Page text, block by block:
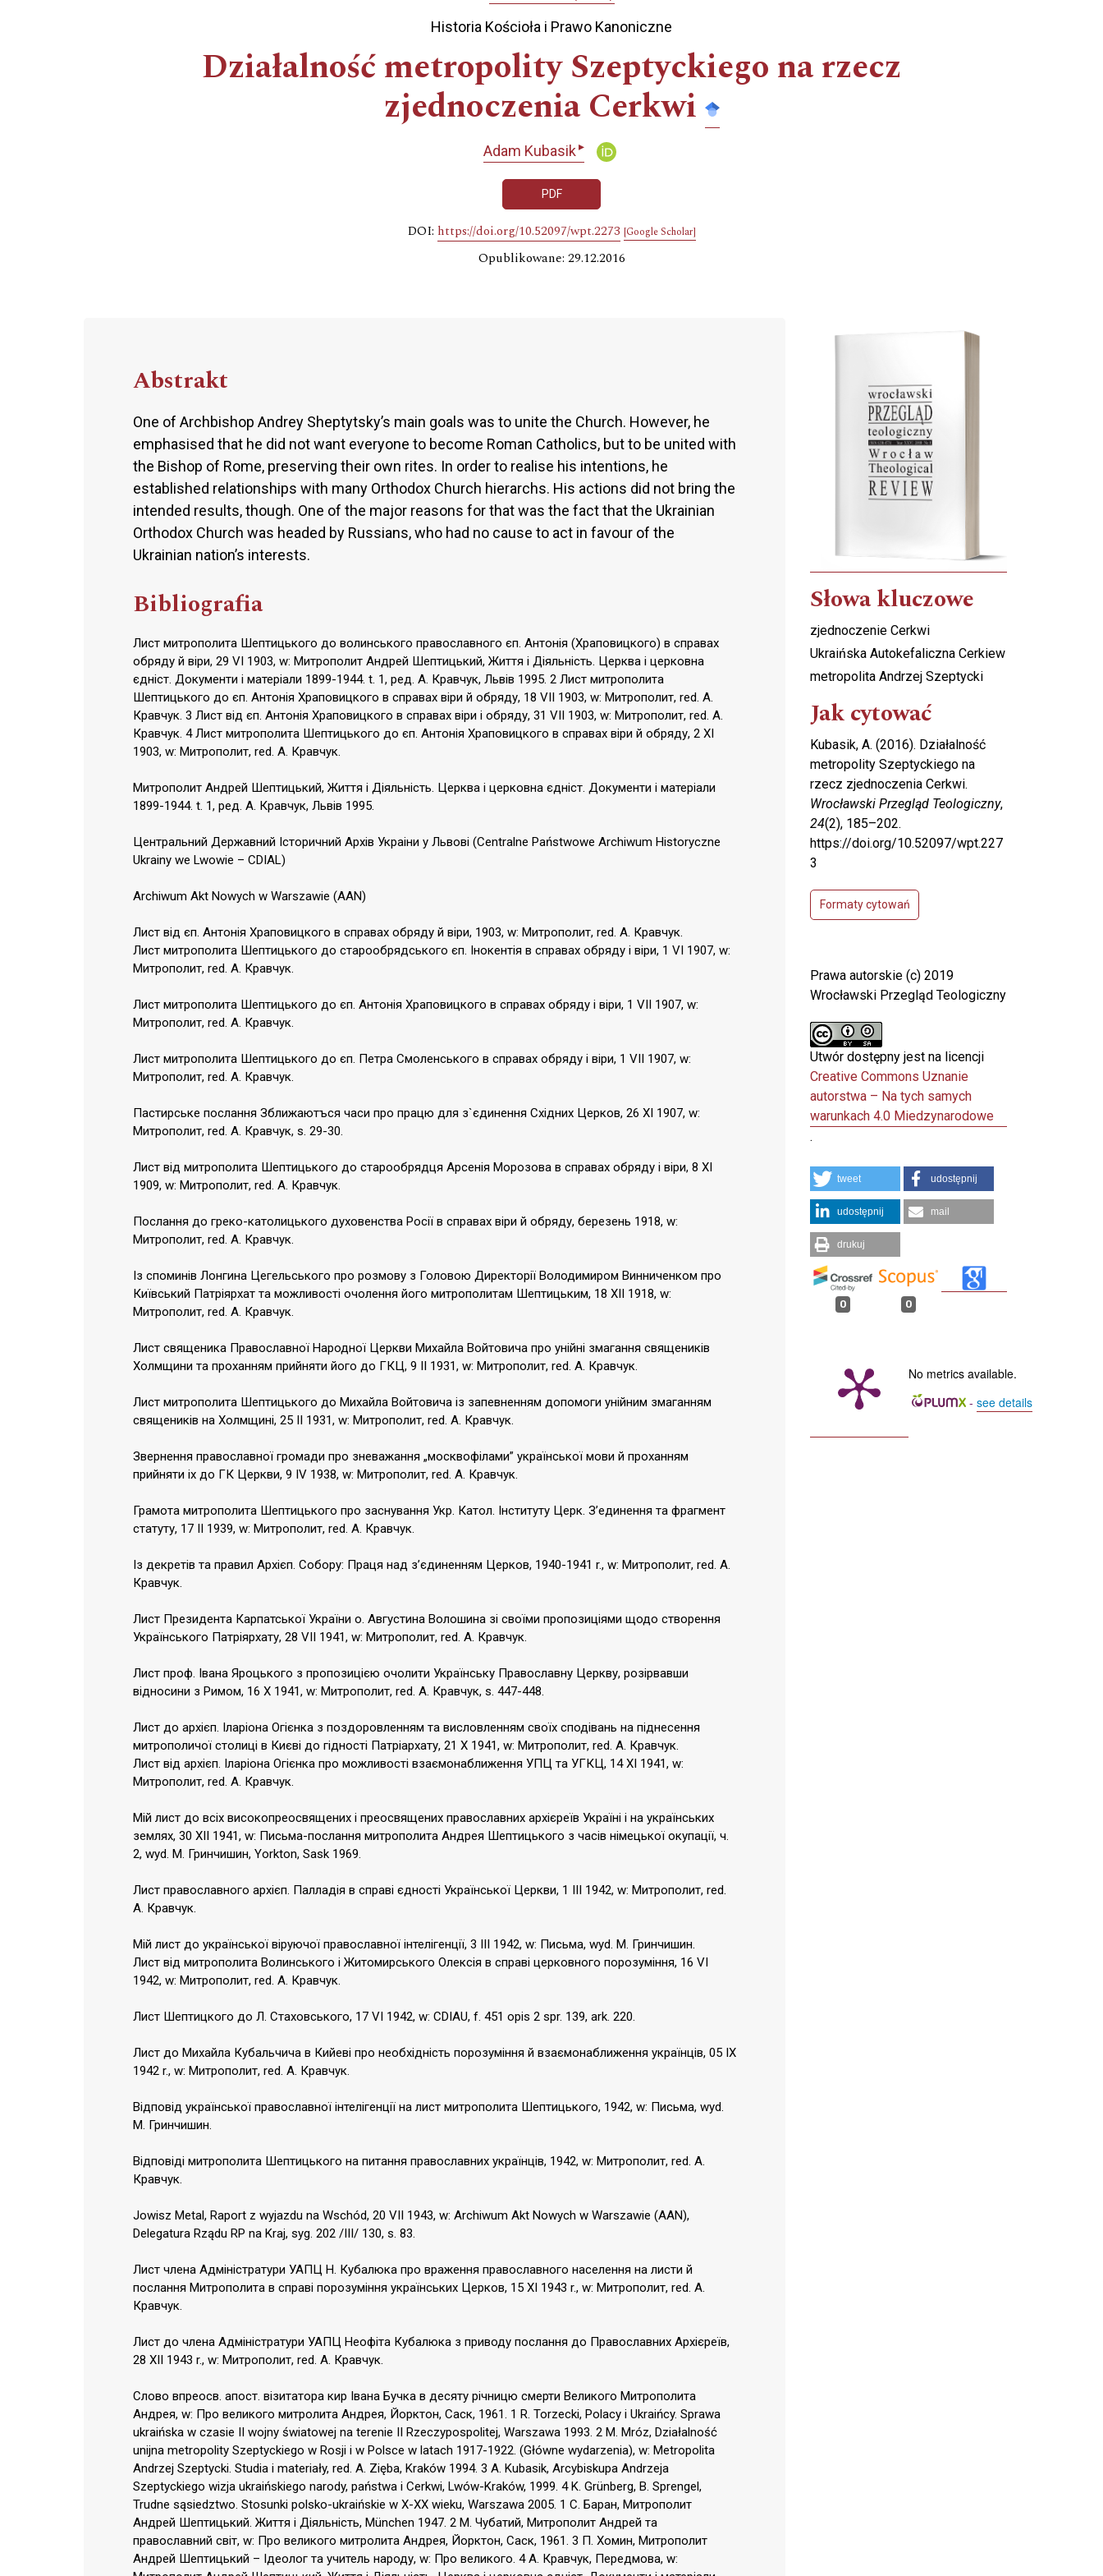
Historia Kościoła i Prawo Kanoniczne
Działalność metropolity Szeptyckiego na rzecz
zjednoczenia Cerkwi
Adam Kubasik ▸
PDF
DOI: https://doi.org/10.52097/wpt.2273 [Google Scholar]
Opublikowane: 29.12.2016
Abstrakt
One of Archbishop Andrey Sheptytsky’s main goals was to unite the Church. However, he
emphasised that he did not want everyone to become Roman Catholics, but to be united with
the Bishop of Rome, preserving their own rites. In order to realise his intentions, he
established relationships with many Orthodox Church hierarchs. His actions did not bring the
intended results, though. One of the major reasons for that was the fact that the Ukrainian
Orthodox Church was headed by Russians, who had no cause to act in favour of the
Ukrainian nation’s interests.
Bibliografia
Лист митрополита Шептицького до волинського православного єп. Антонія (Храповицкого) в справах
обряду й віри, 29 VI 1903, w: Митрополит Андрей Шептицький, Життя і Діяльність. Церква і церковна
єдніст. Документи і матеріали 1899-1944. t. 1, ред. А. Кравчук, Львів 1995. 2 Лист митрополита
Шептицького до єп. Антонія Храповицкого в справах віри й обряду, 18 VII 1903, w: Митрополит, red. А.
Кравчук. 3 Лист від єп. Антонія Храповицкого в справах віри і обряду, 31 VII 1903, w: Митрополит, red. А.
Кравчук. 4 Лист митрополита Шептицького до єп. Антонія Храповицкого в справах віри й обряду, 2 XI
1903, w: Митрополит, red. А. Кравчук.
Митрополит Андрей Шептицький, Життя і Діяльність. Церква і церковна єдніст. Документи і матеріали
1899-1944. t. 1, ред. А. Кравчук, Львів 1995.
Центральний Державний Історичний Архів Украіни у Львові (Centralne Państwowe Archiwum Historyczne
Ukrainy we Lwowie – CDIAL)
Archiwum Akt Nowych w Warszawie (AAN)
Лист від єп. Антонія Храповицкого в справах обряду й віри, 1903, w: Митрополит, red. А. Кравчук.
Лист митрополита Шептицького до старообрядського єп. Інокентія в справах обряду і віри, 1 VI 1907, w:
Митрополит, red. А. Кравчук.
Лист митрополита Шептицького до єп. Антонія Храповицкого в справах обряду і віри, 1 VII 1907, w:
Митрополит, red. А. Кравчук.
Лист митрополита Шептицького до єп. Петра Смоленського в справах обряду і віри, 1 VII 1907, w:
Митрополит, red. А. Кравчук.
Пастирське послання Зближаютъся часи про працю для з`єдинення Східних Церков, 26 XI 1907, w:
Митрополит, red. А. Кравчук, s. 29-30.
Лист від митрополита Шептицького до старообрядця Арсенія Морозова в справах обряду і віри, 8 XI
1909, w: Митрополит, red. А. Кравчук.
Послання до греко-католицького духовенства Росії в справах віри й обряду, березень 1918, w:
Митрополит, red. А. Кравчук.
Із споминів Лонгина Цегельського про розмову з Головою Директорії Володимиром Винниченком про
Київський Патріярхат та можливості очолення його митрополитам Шептицьким, 18 XII 1918, w:
Митрополит, red. А. Кравчук.
Лист священика Православної Народної Церкви Михайла Войтовича про унійні змагання священиків
Холмщини та проханням прийняти його до ГКЦ, 9 II 1931, w: Митрополит, red. А. Кравчук.
Лист митрополита Шептицького до Михайла Войтовича із запевненням допомоги унійним змаганням
священиків на Холмщині, 25 II 1931, w: Митрополит, red. А. Кравчук.
Звернення православної громади про зневажання „москвофілами” української мови й проханням
прийняти іх до ГК Церкви, 9 IV 1938, w: Митрополит, red. А. Кравчук.
Грамота митрополита Шептицького про заснування Укр. Катол. Інституту Церк. З’единення та фрагмент
статуту, 17 II 1939, w: Митрополит, red. А. Кравчук.
Із декретів та правил Архієп. Собору: Праця над з’єдиненням Церков, 1940-1941 r., w: Митрополит, red. А.
Кравчук.
Лист Президента Карпатської України о. Августина Волошина зі своїми пропозиціями щодо створення
Українського Патріярхату, 28 VII 1941, w: Митрополит, red. А. Кравчук.
Лист проф. Івана Яроцького з пропозицією очолити Українську Православну Церкву, розірвавши
відносини з Римом, 16 X 1941, w: Митрополит, red. А. Кравчук, s. 447-448.
Лист до архієп. Іларіона Огієнка з поздоровленням та висловленням своїх сподівань на піднесення
митрополичої столиці в Києві до гідності Патріархату, 21 X 1941, w: Митрополит, red. А. Кравчук.
Лист від архієп. Іларіона Огієнка про можливості взаємонаближення УПЦ та УГКЦ, 14 XI 1941, w:
Митрополит, red. А. Кравчук.
Мій лист до всіх високопреосвящених і преосвящених православних архієреїв Україні і на українських
землях, 30 XII 1941, w: Письма-послання митрополита Андрея Шептицького з часів німецької окупації, ч.
2, wyd. М. Гринчишин, Yorkton, Sask 1969.
Лист православного архієп. Палладія в справі єдності Української Церкви, 1 III 1942, w: Митрополит, red.
А. Кравчук.
Мій лист до української віруючої православної інтелігенції, 3 III 1942, w: Письма, wyd. М. Гринчишин.
Лист від митрополита Волинського і Житомирського Олексія в справі церковного порозуміння, 16 VI
1942, w: Митрополит, red. А. Кравчук.
Лист Шептицкого до Л. Стаховського, 17 VI 1942, w: CDIAU, f. 451 opis 2 spr. 139, ark. 220.
Лист до Михайла Кубальчича в Кийеві про необхідність порозуміння й взаємонаближення українців, 05 IX
1942 r., w: Митрополит, red. А. Кравчук.
Відповід української православної інтелігенції на лист митрополита Шептицького, 1942, w: Письма, wyd.
М. Гринчишин.
Відповіді митрополита Шептицького на питання православних українців, 1942, w: Митрополит, red. А.
Кравчук.
Jowisz Metal, Raport z wyjazdu na Wschód, 20 VII 1943, w: Archiwum Akt Nowych w Warszawie (AAN),
Delegatura Rządu RP na Kraj, syg. 202 /III/ 130, s. 83.
Лист члена Адміністратури УАПЦ Н. Кубалюка про враження православного населення на листи й
послання Митрополита в справі порозуміння українських Церков, 15 XI 1943 r., w: Митрополит, red. А.
Кравчук.
Лист до члена Адміністратури УАПЦ Неофіта Кубалюка з приводу послання до Православних Архієреїв,
28 XII 1943 r., w: Митрополит, red. А. Кравчук.
Слово впреосв. aпост. візитатора кир Івана Бучка в десяту річницю смерти Великого Митрополита
Андрея, w: Про великого митролита Андрея, Йорктон, Саск, 1961. 1 R. Torzecki, Polacy i Ukraińcy. Sprawa
ukraińska w czasie II wojny światowej na terenie II Rzeczypospolitej, Warszawa 1993. 2 M. Mróz, Działalność
unijna metropolity Szeptyckiego w Rosji i w Polsce w latach 1917-1922. (Główne wydarzenia), w: Metropolita
Andrzej Szeptycki. Studia i materiały, red. A. Zięba, Kraków 1994. 3 A. Kubasik, Arcybiskupa Andrzeja
Szeptyckiego wizja ukraińskiego narody, państwa i Cerkwi, Lwów-Kraków, 1999. 4 K. Grünberg, B. Sprengel,
Trudne sąsiedztwo. Stosunki polsko-ukraińskie w X-XX wieku, Warszawa 2005. 1 С. Баран, Митрополит
Андрей Шептицький. Життя і Діяльність, München 1947. 2 М. Чубатий, Митрополит Андрей та
православний світ, w: Про великого митролита Андрея, Йорктон, Саск, 1961. 3 П. Хомин, Митрополит
Андрей Шептицький – Ідеолог та учитель народу, w: Про великого. 4 А. Кравчук, Передмова, w:
Cover image
Słowa kluczowe
zjednoczenie Cerkwi
Ukraińska Autokefaliczna Cerkiew
metropolita Andrzej Szeptycki
Jak cytować
Kubasik, A. (2016). Działalność
metropolity Szeptyckiego na
rzecz zjednoczenia Cerkwi.
Wrocławski Przegląd Teologiczny,
24(2), 185–202.
https://doi.org/10.52097/wpt.227
3
Formaty cytowań
Prawa autorskie (c) 2019
Wrocławski Przegląd Teologiczny
Utwór dostępny jest na licencji
Creative Commons Uznanie
autorstwa – Na tych samych
warunkach 4.0 Miedzynarodowe
.
tweet udostępnij
udostępnij mail
drukuj
0 0
No metrics available.
- see details